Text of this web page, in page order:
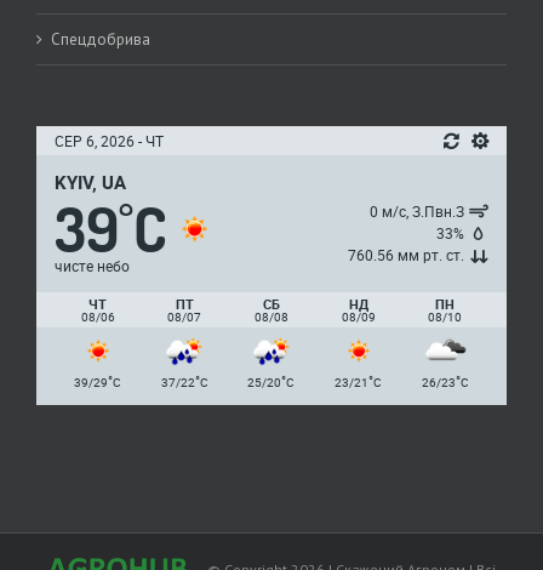
Спецдобрива
СЕР 6, 2026 - ЧТ
KYIV, UA
39°C
чисте небо
0 м/с, З.Пвн.З
33%
760.56 мм рт. ст.
ЧТ
08/06
ПТ
08/07
СБ
08/08
НД
08/09
ПН
08/10
39/29°C 37/22°C 25/20°C 23/21°C 26/23°C